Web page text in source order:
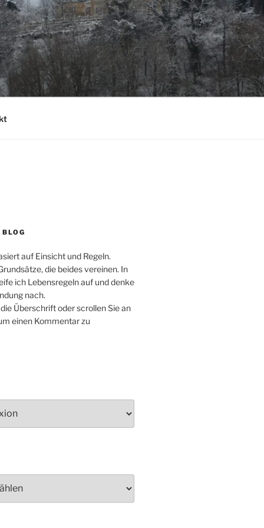
auf Einsicht und Regeln.
die beides vereinen. In
ich Lebensregeln auf und denke
nach.
Überschrift oder scrollen Sie an
einen Kommentar zu